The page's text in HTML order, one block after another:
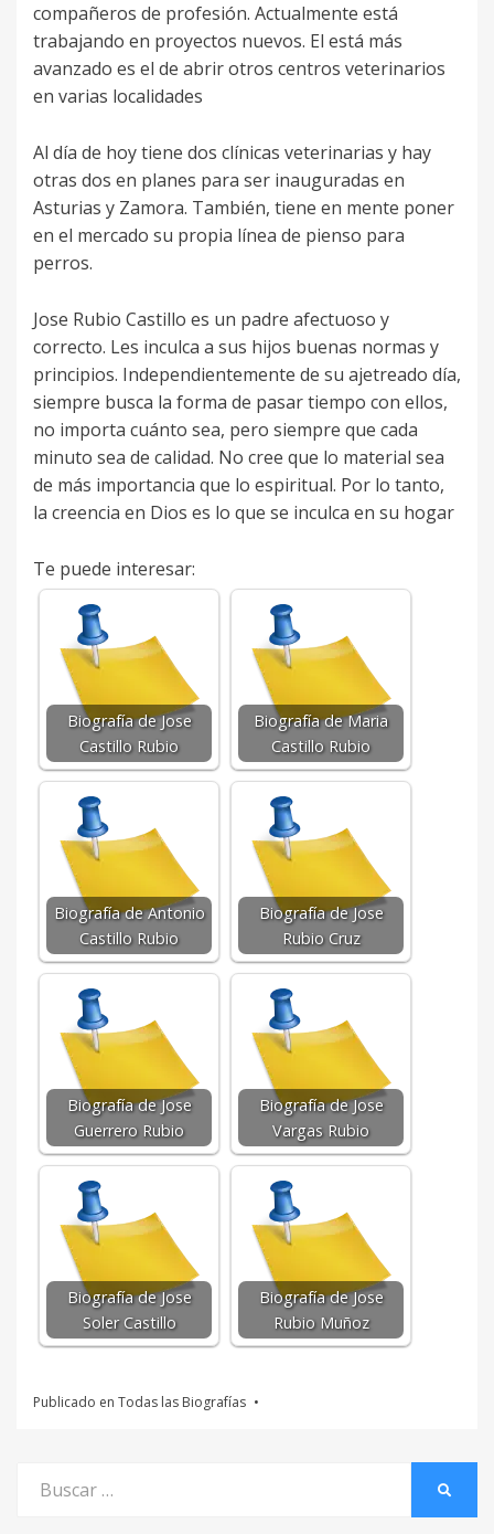
compañeros de profesión. Actualmente está
trabajando en proyectos nuevos. El está más
avanzado es el de abrir otros centros veterinarios
en varias localidades
Al día de hoy tiene dos clínicas veterinarias y hay
otras dos en planes para ser inauguradas en
Asturias y Zamora. También, tiene en mente poner
en el mercado su propia línea de pienso para
perros.
Jose Rubio Castillo es un padre afectuoso y
correcto. Les inculca a sus hijos buenas normas y
principios. Independientemente de su ajetreado día,
siempre busca la forma de pasar tiempo con ellos,
no importa cuánto sea, pero siempre que cada
minuto sea de calidad. No cree que lo material sea
de más importancia que lo espiritual. Por lo tanto,
la creencia en Dios es lo que se inculca en su hogar
Te puede interesar:
Biografía de Jose
Castillo Rubio
Biografía de Maria
Castillo Rubio
Biografía de Antonio
Castillo Rubio
Biografía de Jose
Rubio Cruz
Biografía de Jose
Guerrero Rubio
Biografía de Jose
Vargas Rubio
Biografía de Jose
Soler Castillo
Biografía de Jose
Rubio Muñoz
Publicado en Todas las Biografías
por: